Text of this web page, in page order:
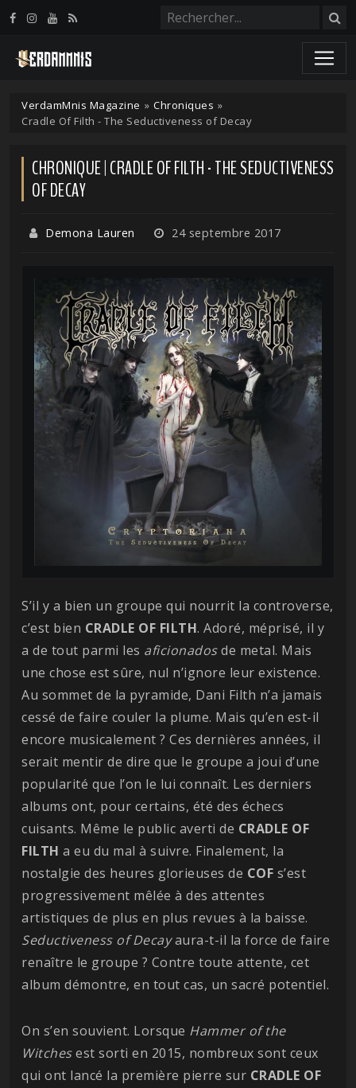
VerdamMnis Magazine » Chroniques »
Cradle Of Filth - The Seductiveness of Decay
CHRONIQUE | CRADLE OF FILTH - THE SEDUCTIVENESS
OF DECAY
Demona Lauren 24 septembre 2017
S’il y a bien un groupe qui nourrit la controverse,
c’est bien CRADLE OF FILTH. Adoré, méprisé, il y
a de tout parmi les aficionadosde metal. Mais
une chose est sûre, nul n’ignore leur existence.
Au sommet de la pyramide, Dani Filth n’a jamais
cessé de faire couler la plume. Mais qu’en est-il
encore musicalement ? Ces dernières années, il
serait mentir de dire que le groupe a joui d’une
popularité que l’on le lui connaît. Les derniers
albums ont, pour certains, été des échecs
cuisants. Même le public averti de CRADLE OF
FILTH a eu du mal à suivre. Finalement, la
nostalgie des heures glorieuses de COF s’est
progressivement mêlée à des attentes
artistiques de plus en plus revues à la baisse.
Seductiveness of Decayaura-t-il la force de faire
renaître le groupe ? Contre toute attente, cet
album démontre, en tout cas, un sacré potentiel.
On s’en souvient. Lorsque Hammer of the
Witchesest sorti en 2015, nombreux sont ceux
qui ont lancé la première pierre sur CRADLE OF
Panneau de gestion des cookies